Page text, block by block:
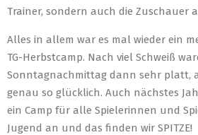
Trainer, sondern auch die Zuschauer
Alles in allem war es mal wieder ein
TG-Herbstcamp. Nach viel Schweiß
Sonntagnachmittag dann sehr platt,
genau so glücklich. Auch nächstes
ein Camp für alle Spielerinnen und
Jugend an und das finden wir SPITZE!